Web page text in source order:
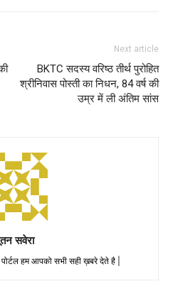
Next article
BKTC सदस्य वरिष्ठ तीर्थ पुरोहित
श्रीनिवास पोस्ती का निधन, 84 वर्ष की
उम्र में ली अंतिम सांस
सवेरा
हम आपको सभी सही ख़बरे देते है |